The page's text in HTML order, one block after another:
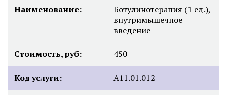
Наименование:
Ботулинотерапия (1 ед.),
внутримышечное
введение
Стоимость, руб: 450
Код услуги: A11.01.012